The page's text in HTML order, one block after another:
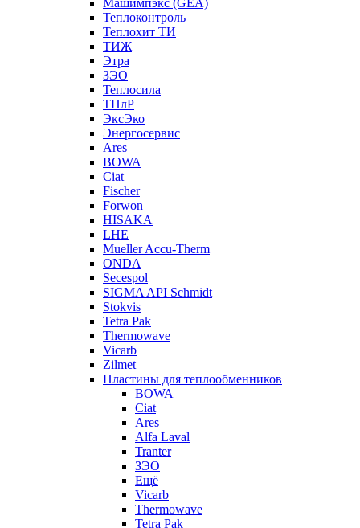
Машимпэкс (GEA)
Теплоконтроль
Теплохит ТИ
ТИЖ
Этра
ЗЭО
Теплосила
ТПлР
ЭксЭко
Энергосервис
Ares
BOWA
Ciat
Fischer
Forwon
HISAKA
LHE
Mueller Accu-Therm
ONDA
Secespol
SIGMA API Schmidt
Stokvis
Tetra Pak
Thermowave
Vicarb
Zilmet
Пластины для теплообменников
BOWA
Ciat
Ares
Alfa Laval
Tranter
ЗЭО
Ещё
Vicarb
Thermowave
Tetra Pak